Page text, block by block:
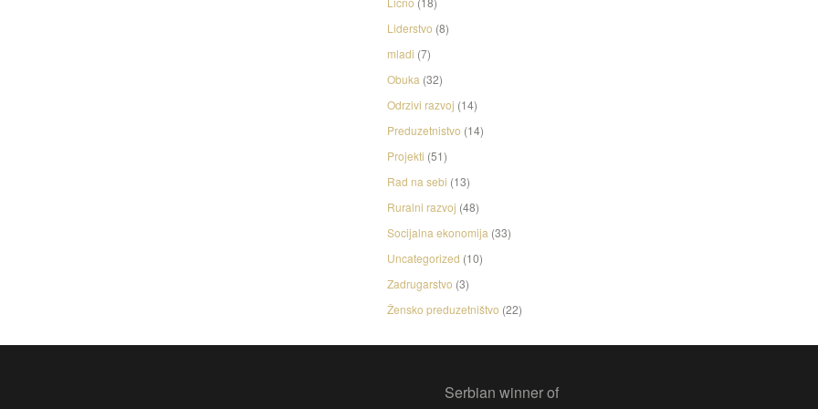
Liderstvo (8)
mladi (7)
Obuka (32)
Odrzivi razvoj (14)
Preduzetnistvo (14)
Projekti (51)
Rad na sebi (13)
Ruralni razvoj (48)
Socijalna ekonomija (33)
Uncategorized (10)
Zadrugarstvo (3)
Žensko preduzetništvo (22)
Serbian winner of